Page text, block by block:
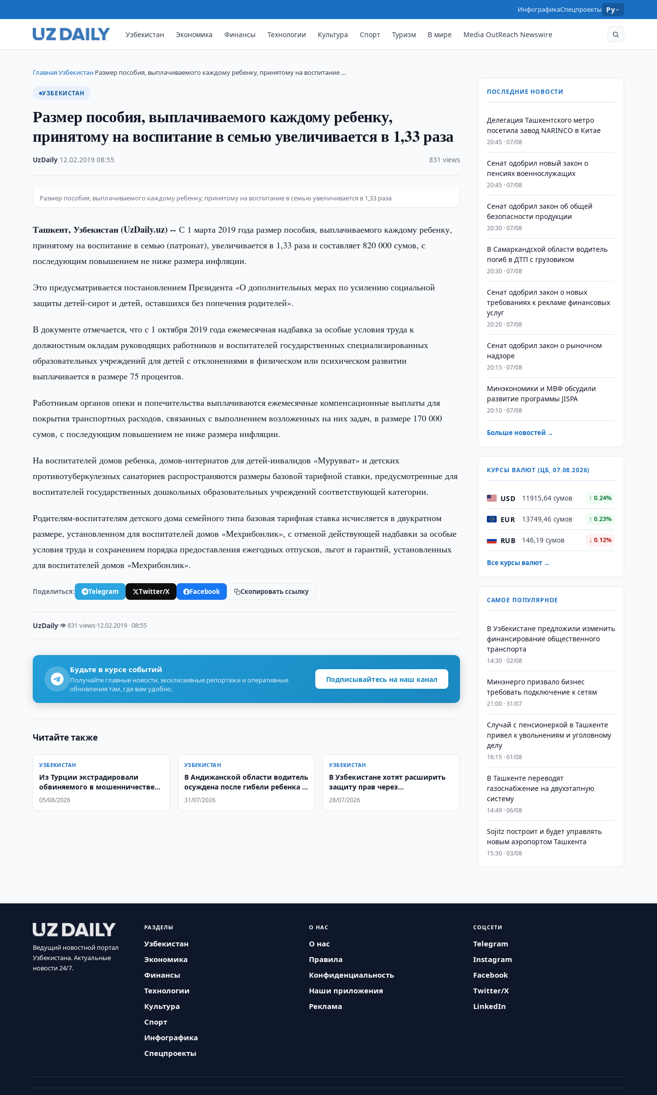
ИнфографикаСпецпроекты Ру
Узбекистан Экономика Финансы Технологии Культура Спорт Туризм В мире Media OutReach Newswire
Главная›Узбекистан›Размер пособия, выплачиваемого каждому ребенку, принятому на воспитание …
УЗБЕКИСТАН
Размер пособия, выплачиваемого каждому ребенку,
принятому на воспитание в семью увеличивается в 1,33 раза
UzDaily 12.02.2019 ·08:55 831 views
Размер пособия, выплачиваемого каждому ребенку, принятому на воспитание в семью увеличивается в 1,33 раза
Ташкент, Узбекистан (UzDaily.uz) --С 1 марта 2019 года размер пособия, выплачиваемого каждому ребенку,
принятому на воспитание в семью (патронат), увеличивается в 1,33 раза и составляет 820 000 сумов, с
последующим повышением не ниже размера инфляции.
Это предусматривается постановлением Президента «О дополнительных мерах по усилению социальной
защиты детей-сирот и детей, оставшихся без попечения родителей».
В документе отмечается, что с 1 октября 2019 года ежемесячная надбавка за особые условия труда к
должностным окладам руководящих работников и воспитателей государственных специализированных
образовательных учреждений для детей с отклонениями в физическом или психическом развитии
выплачивается в размере 75 процентов.
Работникам органов опеки и попечительства выплачиваются ежемесячные компенсационные выплаты для
покрытия транспортных расходов, связанных с выполнением возложенных на них задач, в размере 170 000
сумов, с последующим повышением не ниже размера инфляции.
На воспитателей домов ребенка, домов-интернатов для детей-инвалидов «Мурувват» и детских
противотуберкулезных санаториев распространяются размеры базовой тарифной ставки, предусмотренные для
воспитателей государственных дошкольных образовательных учреждений соответствующей категории.
Родителям-воспитателям детского дома семейного типа базовая тарифная ставка исчисляется в двукратном
размере, установленном для воспитателей домов «Мехрибонлик», с отменой действующей надбавки за особые
условия труда и сохранением порядка предоставления ежегодных отпусков, льгот и гарантий, установленных
для воспитателей домов «Мехрибонлик».
Поделиться: Telegram Twitter/X Facebook Скопировать ссылку
UzDaily·👁 831 views·12.02.2019 · 08:55
Будьте в курсе событий
Получайте главные новости, эксклюзивные репортажи и оперативные
обновления там, где вам удобно.
Подписывайтесь на наш канал
Читайте также
УЗБЕКИСТАН
Из Турции экстрадировали
обвиняемого в мошенничестве
узбекистанца
05/08/2026
УЗБЕКИСТАН
В Андижанской области водитель
осуждена после гибели ребенка в
ДТП
31/07/2026
УЗБЕКИСТАН
В Узбекистане хотят расширить
защиту прав через
Конституционный суд
28/07/2026
ПОСЛЕДНИЕ НОВОСТИ
Делегация Ташкентского метро
посетила завод NARINCO в Китае
20:45 · 07/08
Сенат одобрил новый закон о
пенсиях военнослужащих
20:45 · 07/08
Сенат одобрил закон об общей
безопасности продукции
20:30 · 07/08
В Самаркандской области водитель
погиб в ДТП с грузовиком
20:30 · 07/08
Сенат одобрил закон о новых
требованиях к рекламе финансовых
услуг
20:20 · 07/08
Сенат одобрил закон о рыночном
надзоре
20:15 · 07/08
Минэкономики и МВФ обсудили
развитие программы JISPA
20:10 · 07/08
Больше новостей →
КУРСЫ ВАЛЮТ (ЦБ, 07.08.2026)
USD 11915,64 сумов ↑ 0.24%
EUR 13749,46 сумов ↑ 0.23%
RUB 146,19 сумов ↓ 0.12%
Все курсы валют →
САМОЕ ПОПУЛЯРНОЕ
В Узбекистане предложили изменить
финансирование общественного
транспорта
14:30 · 02/08
Минэнерго призвало бизнес
требовать подключение к сетям
21:00 · 31/07
Случай с пенсионеркой в Ташкенте
привел к увольнениям и уголовному
делу
16:15 · 01/08
В Ташкенте переводят
газоснабжение на двухэтапную
систему
14:49 · 06/08
Sojitz построит и будет управлять
новым аэропортом Ташкента
15:30 · 03/08
Ведущий новостной портал
Узбекистана. Актуальные
новости 24/7.
РАЗДЕЛЫ
Узбекистан
Экономика
Финансы
Технологии
Культура
Спорт
Инфографика
Спецпроекты
О НАС
О нас
Правила
Конфиденциальность
Наши приложения
Реклама
СОЦСЕТИ
Telegram
Instagram
Facebook
Twitter/X
LinkedIn